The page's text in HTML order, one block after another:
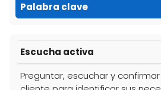
Palabra clave
Escucha activa
Preguntar, escuchar y